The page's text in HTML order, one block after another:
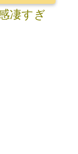
凄すぎ